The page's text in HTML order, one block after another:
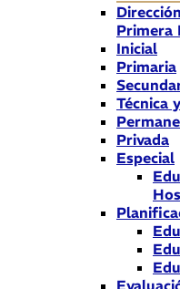
Primera
Inicial
Primaria
Técnica
Privada
Especial